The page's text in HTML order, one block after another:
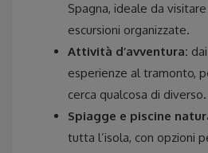
Spagna, ideale da
escursioni organizzate.
Attività d’avventura:
esperienze al tramonto,
cerca qualcosa di diverso.
Spiagge e piscine
tutta l’isola, con opzioni